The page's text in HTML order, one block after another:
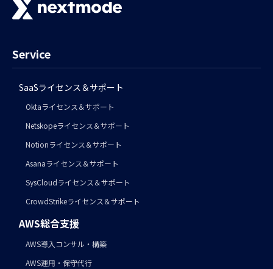
Service
SaaSライセンス＆サポート
Oktaライセンス＆サポート
Netskopeライセンス＆サポート
Notionライセンス＆サポート
Asanaライセンス＆サポート
SysCloudライセンス＆サポート
CrowdStrikeライセンス＆サポート
AWS総合支援
AWS導入コンサル・構築
AWS運用・保守代行